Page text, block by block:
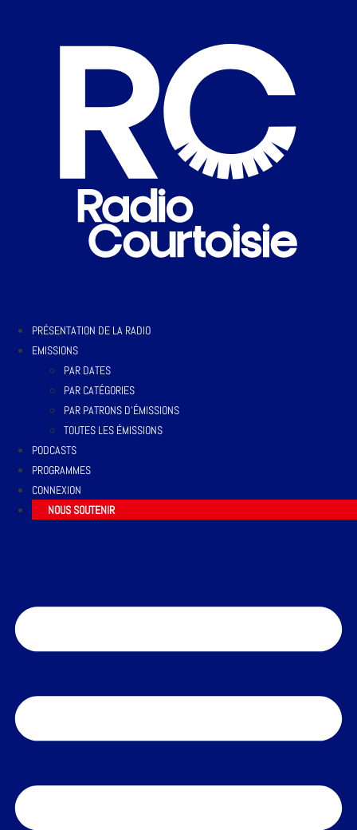
PRÉSENTATION DE LA RADIO
EMISSIONS
PAR DATES
PAR CATÉGORIES
PAR PATRONS D’ÉMISSIONS
TOUTES LES ÉMISSIONS
PODCASTS
PROGRAMMES
CONNEXION
NOUS SOUTENIR